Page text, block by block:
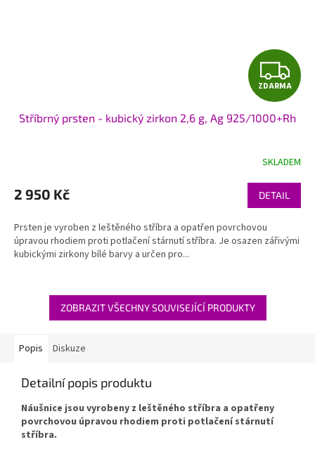
Z
D
A
R
M
A
ZDARMA
Stříbrný prsten - kubický zirkon 2,6 g, Ag 925/1000+Rh
SKLADEM
2 950 Kč DETAIL
Prsten je vyroben z leštěného stříbra a opatřen povrchovou
úpravou rhodiem proti potlačení stárnutí stříbra. Je osazen zářivými
kubickými zirkony bílé barvy a určen pro...
ZOBRAZIT VŠECHNY SOUVISEJÍCÍ PRODUKTY
Popis Diskuze
Detailní popis produktu
Náušnice jsou vyrobeny z leštěného stříbra a opatřeny
povrchovou úpravou rhodiem proti potlačení stárnutí
stříbra.